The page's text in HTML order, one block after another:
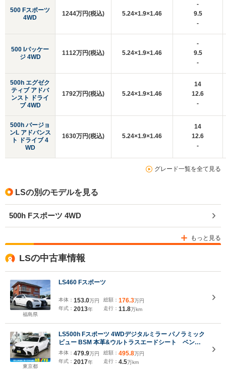
500 Fスポーツ
4WD
500 Iパッケー
ジ 4WD
500h エグゼク
ティブ アドバ
ンスト ドライ
ブ 4WD
500h バージョ
ンL アドバンス
ト ドライブ 4
WD
1244万円(税込) 5.24×1.9×1.46
-
9.5
-
1112万円(税込) 5.24×1.9×1.46
-
9.5
-
1792万円(税込) 5.24×1.9×1.46
14
12.6
-
1630万円(税込) 5.24×1.9×1.46
14
12.6
-
グレード一覧を全て見る
LSの別のモデルを見る
500h Fスポーツ 4WD
もっと見る
LSの中古車情報
福島県
LS460 Fスポーツ
本体： 153.0万円
年式： 2013年
総額： 176.3万円
走行： 11.8万km
東京都
LS500h Fスポーツ 4WDデジタルミラー パノラミック
ビュー BSM 本革&ウルトラスエードシート ベンチ
レーション 前後シート&ステアヒーター パワート
ランク HUD 12.3インチナビ ブルーレイ
ETC2.0 三眼LED
本体： 479.9万円
年式： 2017年
総額： 495.8万円
走行： 4.5万km